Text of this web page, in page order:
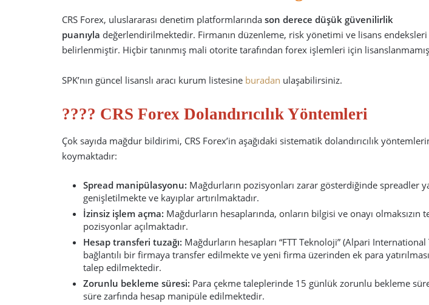
CRS Forex, uluslararası denetim platformlarında son derece düşük güvenilirlik
puanıyla değerlendirilmektedir. Firmanın düzenleme, risk yönetimi ve lisans endeksleri
belirlenmiştir. Hiçbir tanınmış mali otorite tarafından forex işlemleri için
SPK’nın güncel lisanslı aracı kurum listesine buradan ulaşabilirsiniz.
???? CRS Forex Dolandırıcılık Yöntemleri
Çok sayıda mağdur bildirimi, CRS Forex’in aşağıdaki sistematik dolandırıcılık
koymaktadır:
Spread manipülasyonu: Mağdurların pozisyonları zarar gösterdiğinde spreadler
genişletilmekte ve kayıplar artırılmaktadır.
İzinsiz işlem açma: Mağdurların hesaplarında, onların bilgisi ve onayı olmaksızın
pozisyonlar açılmaktadır.
Hesap transferi tuzağı: Mağdurların hesapları “FTT Teknoloji” (Alpari International
bağlantılı bir firmaya transfer edilmekte ve yeni firma üzerinden ek para
talep edilmektedir.
Zorunlu bekleme süresi: Para çekme taleplerinde 15 günlük zorunlu bekleme
süre zarfında hesap manipüle edilmektedir.